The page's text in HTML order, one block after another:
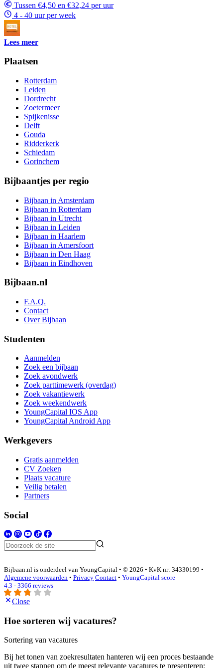
Tussen €4,50 en €32,24 per uur
4 - 40 uur per week
Lees meer
Plaatsen
Rotterdam
Leiden
Dordrecht
Zoetermeer
Spijkenisse
Delft
Gouda
Ridderkerk
Schiedam
Gorinchem
Bijbaantjes per regio
Bijbaan in Amsterdam
Bijbaan in Rotterdam
Bijbaan in Utrecht
Bijbaan in Leiden
Bijbaan in Haarlem
Bijbaan in Amersfoort
Bijbaan in Den Haag
Bijbaan in Eindhoven
Bijbaan.nl
F.A.Q.
Contact
Over Bijbaan
Studenten
Aanmelden
Zoek een bijbaan
Zoek avondwerk
Zoek parttimewerk (overdag)
Zoek vakantiewerk
Zoek weekendwerk
YoungCapital IOS App
YoungCapital Android App
Werkgevers
Gratis aanmelden
CV Zoeken
Plaats vacature
Veilig betalen
Partners
Social
Bijbaan.nl is onderdeel van YoungCapital • © 2026 • KvK nr: 34330199 •
Algemene voorwaarden • Privacy Contact • YoungCapital score
4.3 - 3366 reviews
Close
Hoe sorteren wij vacatures?
Sortering van vacatures
Bij het tonen van zoekresultaten hanteren wij een proces bestaande
uit twee stappen om de meest relevante vacatures te presenteren: